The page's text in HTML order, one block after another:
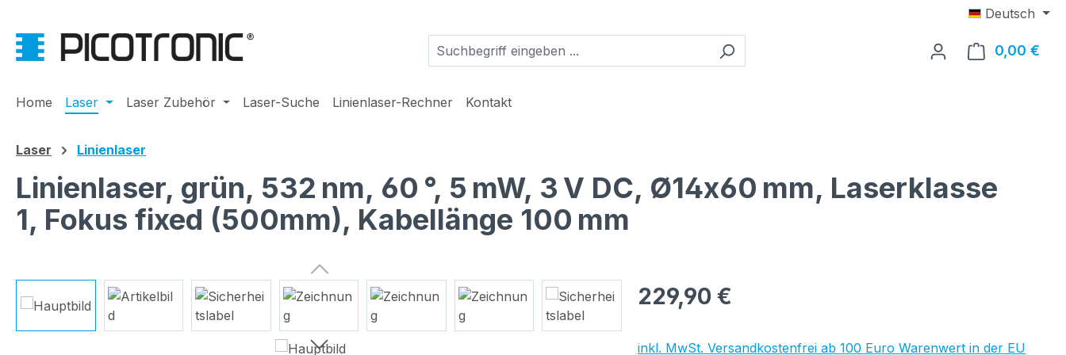
Deutsch
0,00 €
Home Laser Laser Zubehör Laser-Suche Linienlaser-Rechner Kontakt
Laser Linienlaser
Linienlaser, grün, 532 nm, 60 °, 5 mW, 3 V DC, Ø14x60 mm, Laserklasse
1, Fokus fixed (500mm), Kabellänge 100 mm
Bildergalerie überspringen Regulärer Preis:
229,90 €
inkl. MwSt. Versandkostenfrei ab 100 Euro Warenwert in der EU